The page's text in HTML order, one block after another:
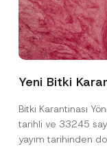
Yeni Bitki
Bitki Karantinası
tarihli ve 33245
yayım tarihinden
A
d
e
F
i
r
m
Ad*
Firma